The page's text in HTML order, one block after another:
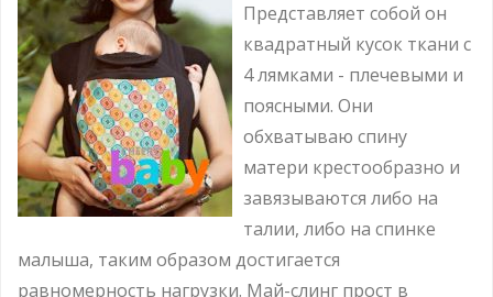
Представляет собой он
квадратный кусок ткани с
4 лямками - плечевыми и
поясными. Они
обхватываю спину
матери крестообразно и
завязываются либо на
талии, либо на спинке
малыша, таким образом достигается
равномерность нагрузки. Май-слинг прост в